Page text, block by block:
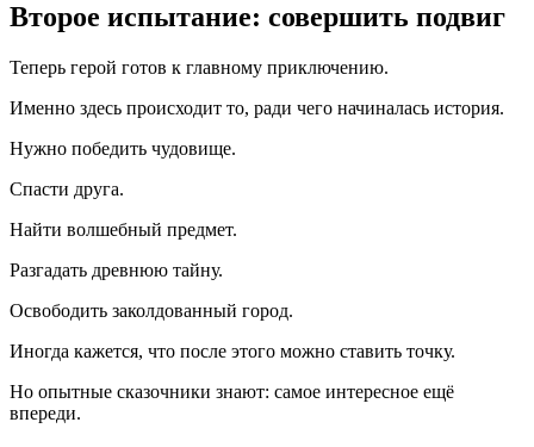
Второе испытание: совершить подвиг
Теперь герой готов к главному приключению.
Именно здесь происходит то, ради чего начиналась история.
Нужно победить чудовище.
Спасти друга.
Найти волшебный предмет.
Разгадать древнюю тайну.
Освободить заколдованный город.
Иногда кажется, что после этого можно ставить точку.
Но опытные сказочники знают: самое интересное ещё
впереди.